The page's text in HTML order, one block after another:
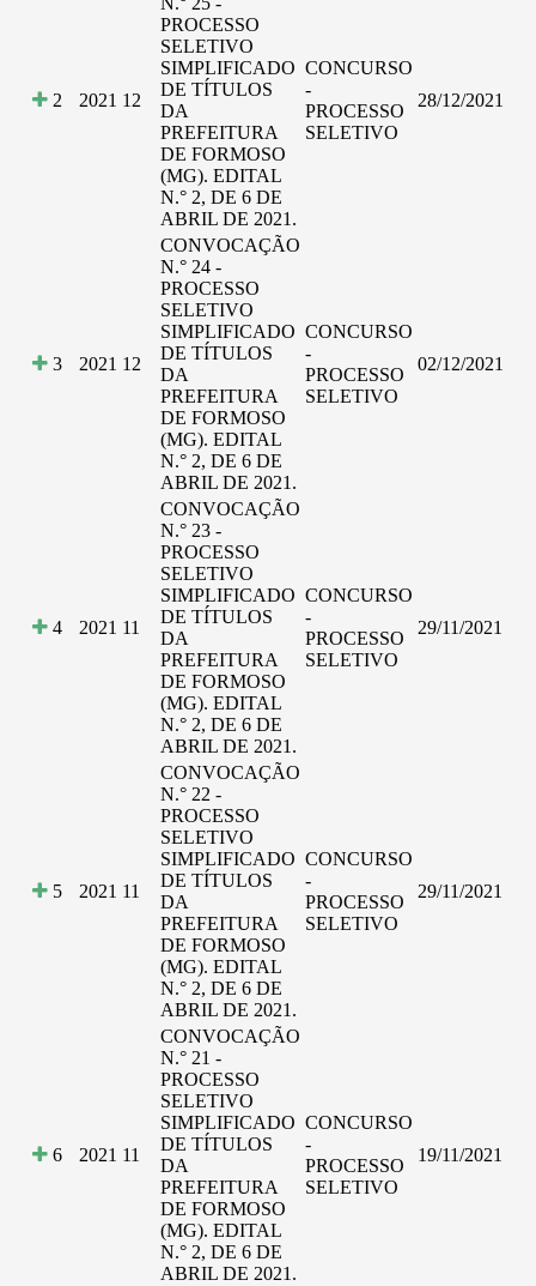
2 2021 12
PROCESSO
SELETIVO
SIMPLIFICADO
DE TÍTULOS
DA
PREFEITURA
DE FORMOSO
(MG). EDITAL
N.° 2, DE 6 DE
ABRIL DE 2021.
CONCURSO
-
PROCESSO
SELETIVO
28/12/2021
3 2021 12
CONVOCAÇÃO
N.° 24 -
PROCESSO
SELETIVO
SIMPLIFICADO
DE TÍTULOS
DA
PREFEITURA
DE FORMOSO
(MG). EDITAL
N.° 2, DE 6 DE
ABRIL DE 2021.
CONCURSO
-
PROCESSO
SELETIVO
02/12/2021
4 2021 11
CONVOCAÇÃO
N.° 23 -
PROCESSO
SELETIVO
SIMPLIFICADO
DE TÍTULOS
DA
PREFEITURA
DE FORMOSO
(MG). EDITAL
N.° 2, DE 6 DE
ABRIL DE 2021.
CONCURSO
-
PROCESSO
SELETIVO
29/11/2021
5 2021 11
CONVOCAÇÃO
N.° 22 -
PROCESSO
SELETIVO
SIMPLIFICADO
DE TÍTULOS
DA
PREFEITURA
DE FORMOSO
(MG). EDITAL
N.° 2, DE 6 DE
ABRIL DE 2021.
CONCURSO
-
PROCESSO
SELETIVO
29/11/2021
6 2021 11
CONVOCAÇÃO
N.° 21 -
PROCESSO
SELETIVO
SIMPLIFICADO
DE TÍTULOS
DA
PREFEITURA
DE FORMOSO
(MG). EDITAL
N.° 2, DE 6 DE
ABRIL DE 2021.
CONCURSO
-
PROCESSO
SELETIVO
19/11/2021